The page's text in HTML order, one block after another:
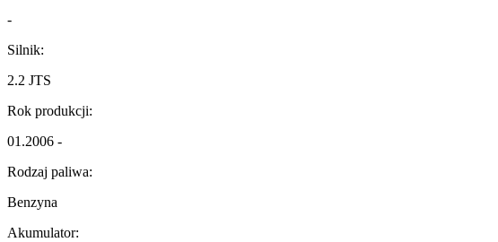
-
Silnik:
2.2 JTS
Rok produkcji:
01.2006 -
Rodzaj paliwa:
Benzyna
Akumulator: